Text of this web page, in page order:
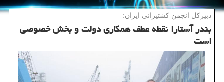
دبیركل انجمن كشتیرانی ایران:
بندر آستارا نقطه عطف همكاری دولت و بخش خصوصی
است